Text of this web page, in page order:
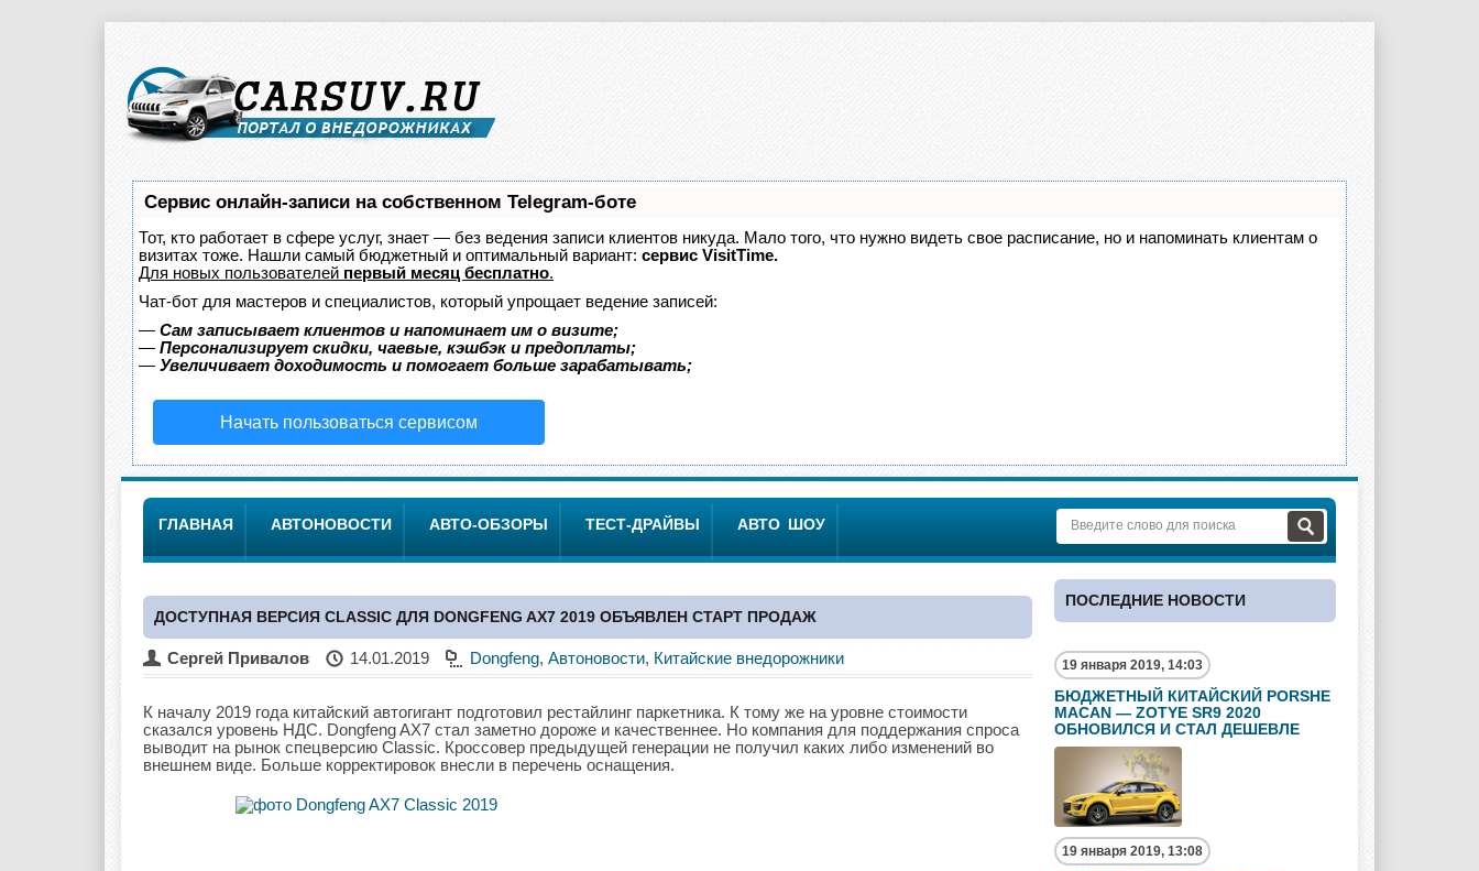
Сервис онлайн-записи на собственном Telegram-боте
Тот, кто работает в сфере услуг, знает — без ведения записи клиентов никуда. Мало того, что нужно видеть свое расписание, но и напоминать клиентам о
визитах тоже. Нашли самый бюджетный и оптимальный вариант: сервис VisitTime.
Для новых пользователей первый месяц бесплатно.
Чат-бот для мастеров и специалистов, который упрощает ведение записей:
— Сам записывает клиентов и напоминает им о визите;
— Персонализирует скидки, чаевые, кэшбэк и предоплаты;
— Увеличивает доходимость и помогает больше зарабатывать;
Начать пользоваться сервисом
ГЛАВНАЯ АВТОНОВОСТИ АВТО-ОБЗОРЫ ТЕСТ-ДРАЙВЫ АВТО ШОУ
ДОСТУПНАЯ ВЕРСИЯ CLASSIC ДЛЯ DONGFENG AX7 2019 ОБЪЯВЛЕН СТАРТ ПРОДАЖ
Сергей Привалов 14.01.2019 Dongfeng, Автоновости, Китайские внедорожники
К началу 2019 года китайский автогигант подготовил рестайлинг паркетника. К тому же на уровне стоимости
сказался уровень НДС. Dongfeng AX7 стал заметно дороже и качественнее. Но компания для поддержания спроса
выводит на рынок спецверсию Classic. Кроссовер предыдущей генерации не получил каких либо изменений во
внешнем виде. Больше корректировок внесли в перечень оснащения.
ПОСЛЕДНИЕ НОВОСТИ
19 января 2019, 14:03
БЮДЖЕТНЫЙ КИТАЙСКИЙ PORSHE
MACAN — ZOTYE SR9 2020
ОБНОВИЛСЯ И СТАЛ ДЕШЕВЛЕ
19 января 2019, 13:08